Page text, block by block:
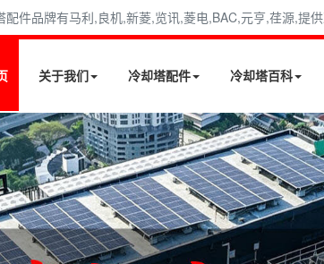
件品牌有马利,良机,新菱,览讯,菱电,BAC,元亨,荏源,提
关于我们 冷却塔配件 冷却塔百科